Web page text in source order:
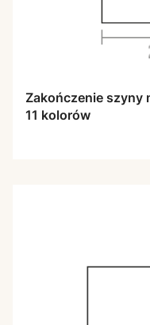
Zakończenie szyny
11 kolorów